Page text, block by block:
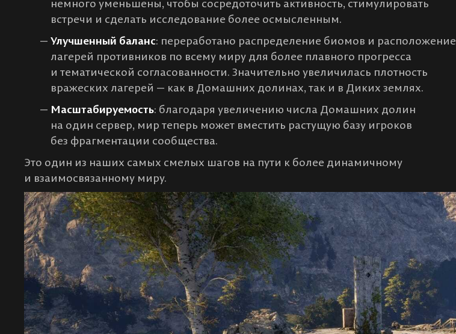
немного уменьшены, чтобы сосредоточить активность, стимулировать
встречи и сделать исследование более осмысленным.
Улучшенный баланс: переработано распределение биомов и расположение
лагерей противников по всему миру для более плавного прогресса
и тематической согласованности. Значительно увеличилась плотность
вражеских лагерей — как в Домашних долинах, так и в Диких землях.
Масштабируемость: благодаря увеличению числа Домашних долин
на один сервер, мир теперь может вместить растущую базу игроков
без фрагментации сообщества.
Это один из наших самых смелых шагов на пути к более динамичному
и взаимосвязанному миру.